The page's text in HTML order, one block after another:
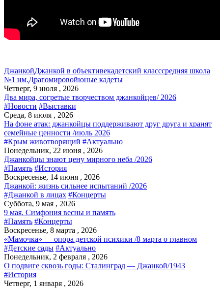
ДжанкойДжанкой в объективекадетский класссредняя школа
№1 им.Драгомировойюные кадеты
Четверг, 9 июля , 2026
Два мира, согретые творчеством джанкойцев/ 2026
#Новости #Выставки
Среда, 8 июля , 2026
На фоне атак: джанкойцы поддерживают друг друга и хранят
семейные ценности /июль 2026
#Крым животворящий #Актуально
Понедельник, 22 июня , 2026
Джанкойцы знают цену мирного неба /2026
#Память #История
Воскресенье, 14 июня , 2026
Джанкой: жизнь сильнее испытаний /2026
#Джанкой в лицах #Концерты
Суббота, 9 мая , 2026
9 мая. Симфония весны и память
#Память #Концерты
Воскресенье, 8 марта , 2026
«Мамочка» — опора детской психики /8 марта о главном
#Детские сады #Актуально
Понедельник, 2 февраля , 2026
О подвиге сквозь годы: Сталинград — Джанкой/1943
#История
Четверг, 1 января , 2026